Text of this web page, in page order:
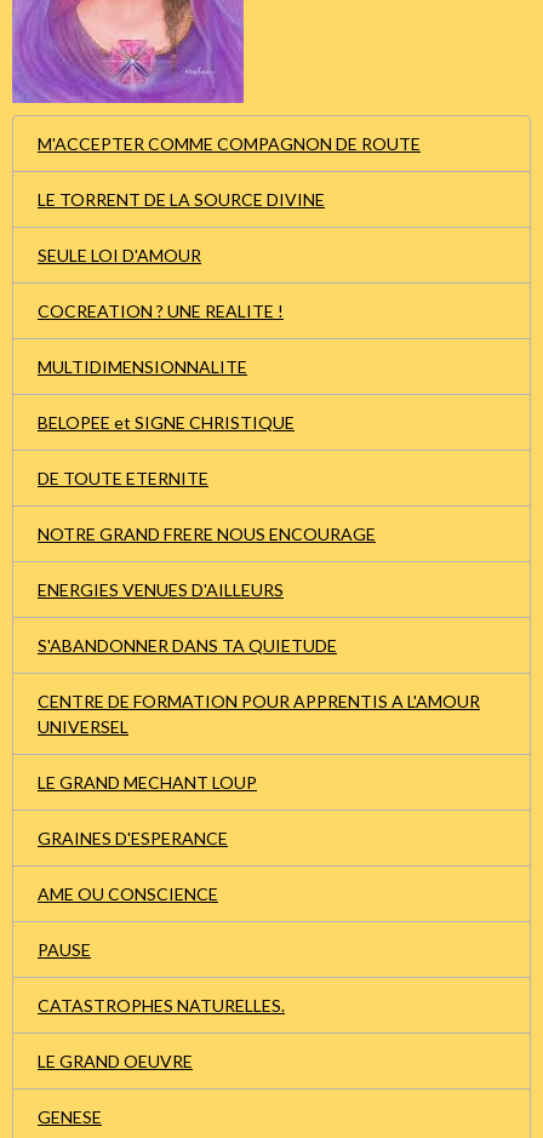
M'ACCEPTER COMME COMPAGNON DE ROUTE
LE TORRENT DE LA SOURCE DIVINE
SEULE LOI D'AMOUR
COCREATION ? UNE REALITE !
MULTIDIMENSIONNALITE
BELOPEE et SIGNE CHRISTIQUE
DE TOUTE ETERNITE
NOTRE GRAND FRERE NOUS ENCOURAGE
ENERGIES VENUES D'AILLEURS
S'ABANDONNER DANS TA QUIETUDE
CENTRE DE FORMATION POUR APPRENTIS A L'AMOUR
UNIVERSEL
LE GRAND MECHANT LOUP
GRAINES D'ESPERANCE
AME OU CONSCIENCE
PAUSE
CATASTROPHES NATURELLES.
LE GRAND OEUVRE
GENESE